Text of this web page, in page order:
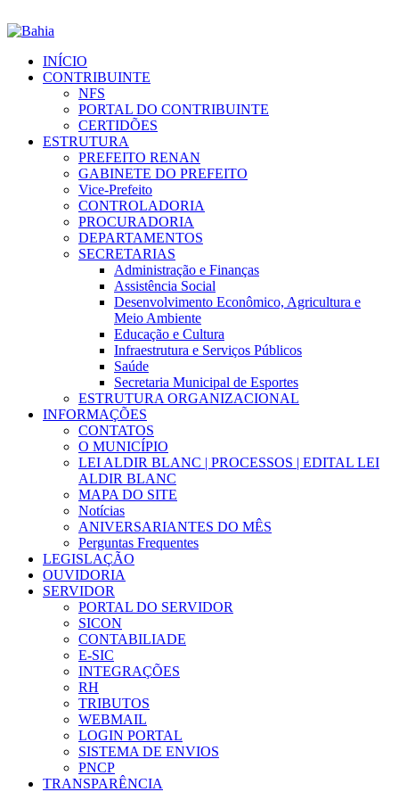
INÍCIO
CONTRIBUINTE
NFS
PORTAL DO CONTRIBUINTE
CERTIDÕES
ESTRUTURA
PREFEITO RENAN
GABINETE DO PREFEITO
Vice-Prefeito
CONTROLADORIA
PROCURADORIA
DEPARTAMENTOS
SECRETARIAS
Administração e Finanças
Assistência Social
Desenvolvimento Econômico, Agricultura e
Meio Ambiente
Educação e Cultura
Infraestrutura e Serviços Públicos
Saúde
Secretaria Municipal de Esportes
ESTRUTURA ORGANIZACIONAL
INFORMAÇÕES
CONTATOS
O MUNICÍPIO
LEI ALDIR BLANC | PROCESSOS | EDITAL LEI
ALDIR BLANC
MAPA DO SITE
Notícias
ANIVERSARIANTES DO MÊS
Perguntas Frequentes
LEGISLAÇÃO
OUVIDORIA
SERVIDOR
PORTAL DO SERVIDOR
SICON
CONTABILIADE
E-SIC
INTEGRAÇÕES
RH
TRIBUTOS
WEBMAIL
LOGIN PORTAL
SISTEMA DE ENVIOS
PNCP
TRANSPARÊNCIA